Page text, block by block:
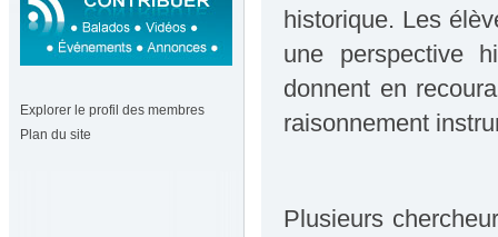
historique. Les
une perspective
donnent en
raisonnement
Plusieurs
Explorer le profil des membres
Plan du site